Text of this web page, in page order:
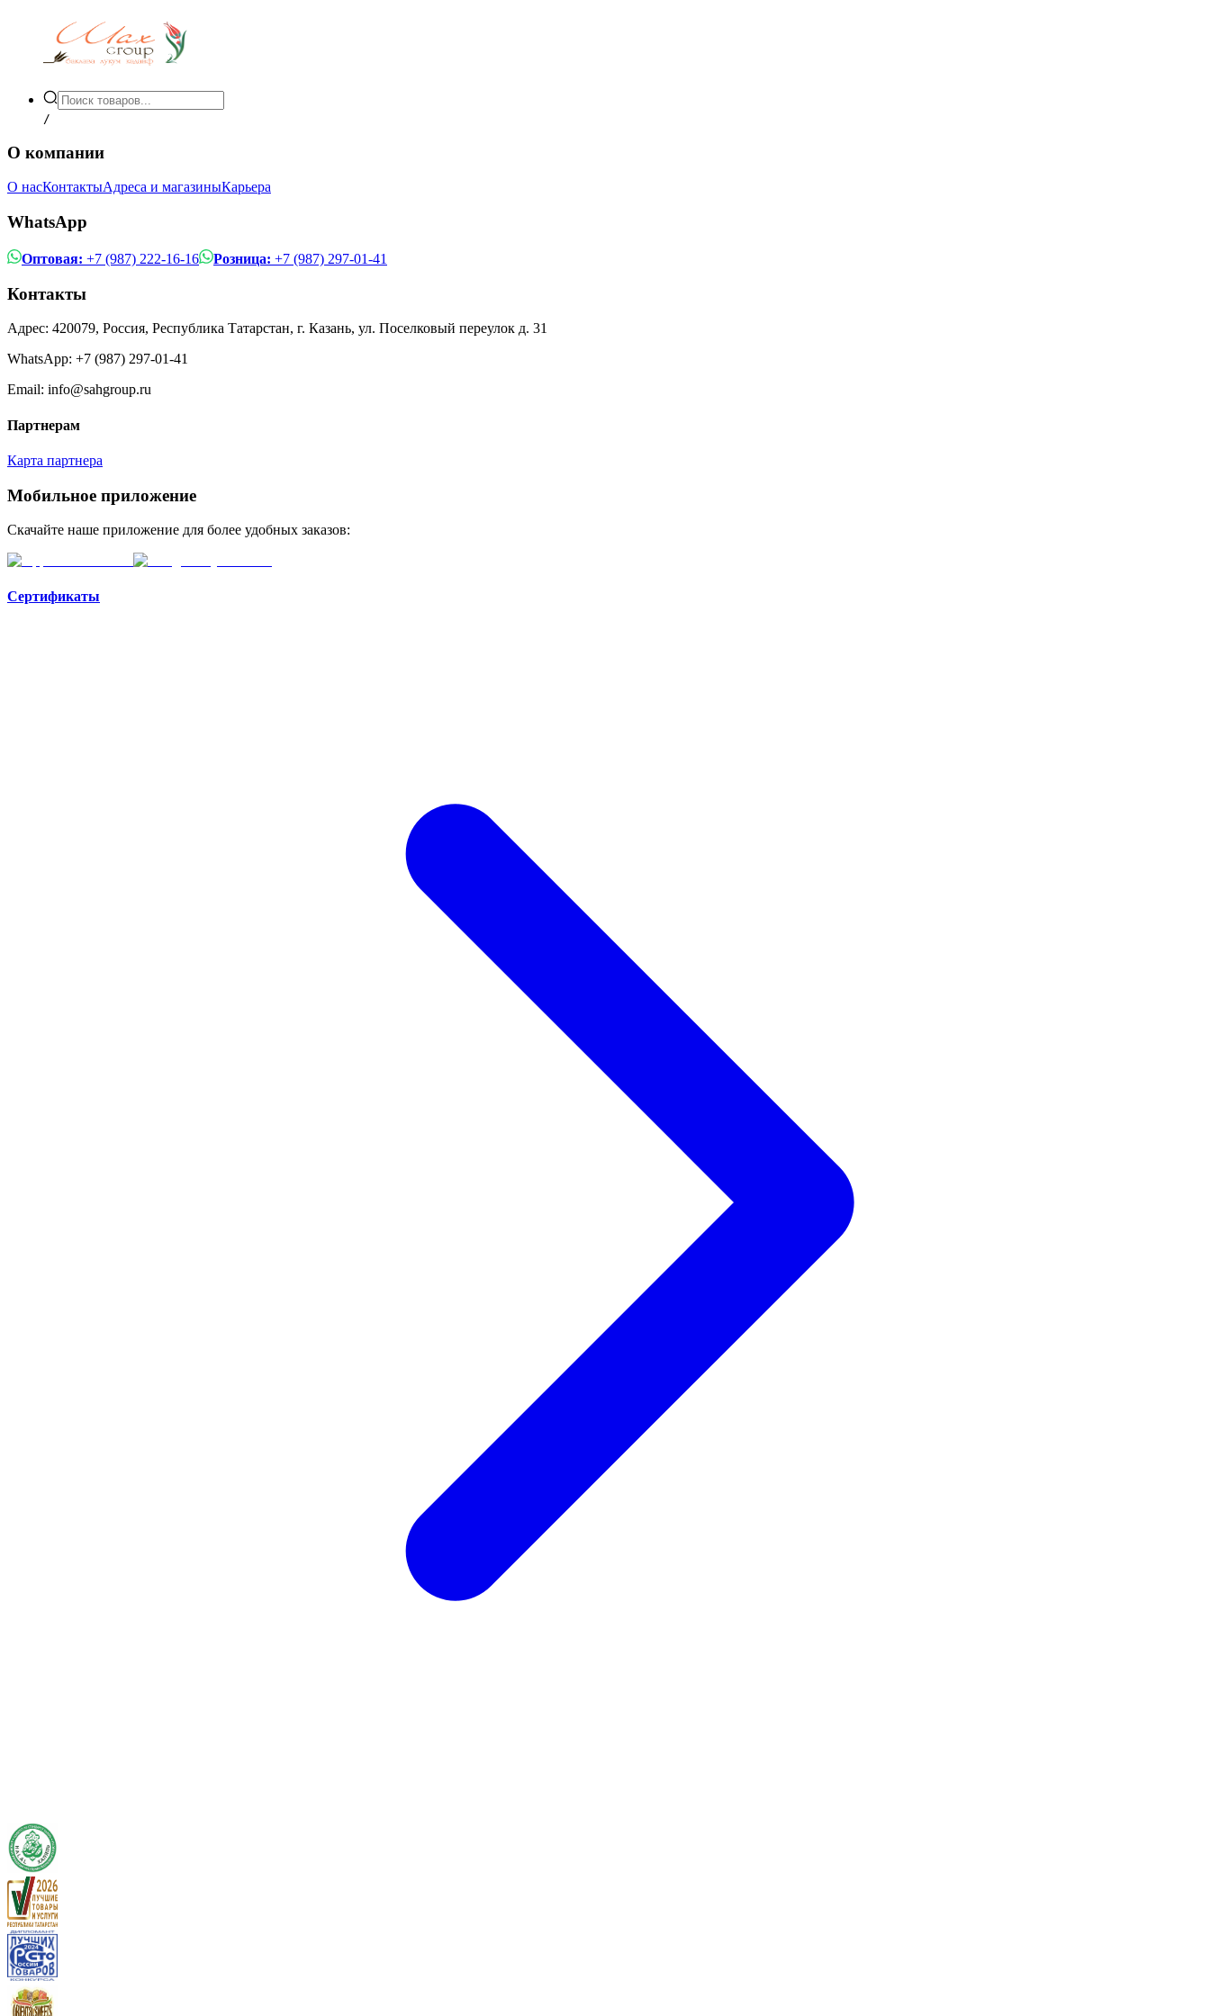
/
О компании
О насКонтактыАдреса и магазиныКарьера
WhatsApp
Оптовая: +7 (987) 222-16-16 Розница: +7 (987) 297-01-41
Контакты
Адрес: 420079, Россия, Республика Татарстан, г. Казань, ул. Поселковый переулок д. 31
WhatsApp: +7 (987) 297-01-41
Email: info@sahgroup.ru
Партнерам
Карта партнера
Мобильное приложение
Скачайте наше приложение для более удобных заказов:
Сертификаты